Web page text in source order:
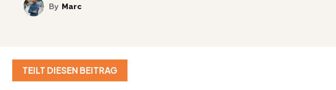
By Marc
TEILT DIESEN BEITRAG